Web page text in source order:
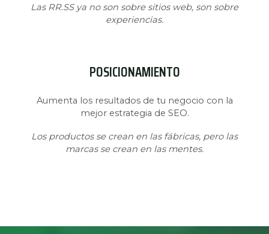
Las RR.SS ya no son sobre sitios web, son sobre
experiencias.
POSICIONAMIENTO
Aumenta los resultados de tu negocio con la
mejor estrategia de SEO.
Los productos se crean en las fábricas, pero las
marcas se crean en las mentes.